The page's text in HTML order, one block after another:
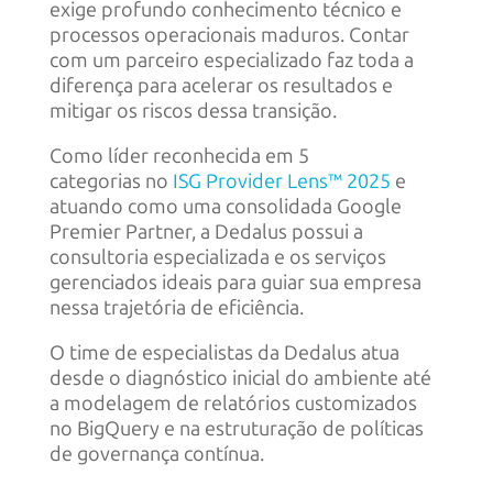
exige profundo conhecimento técnico e
processos operacionais maduros. Contar
com um parceiro especializado faz toda a
diferença para acelerar os resultados e
mitigar os riscos dessa transição.
Como líder reconhecida em 5
categorias no ISG Provider Lens™ 2025 e
atuando como uma consolidada Google
Premier Partner, a Dedalus possui a
consultoria especializada e os serviços
gerenciados ideais para guiar sua empresa
nessa trajetória de eficiência.
O time de especialistas da Dedalus atua
desde o diagnóstico inicial do ambiente até
a modelagem de relatórios customizados
no BigQuery e na estruturação de políticas
de governança contínua.